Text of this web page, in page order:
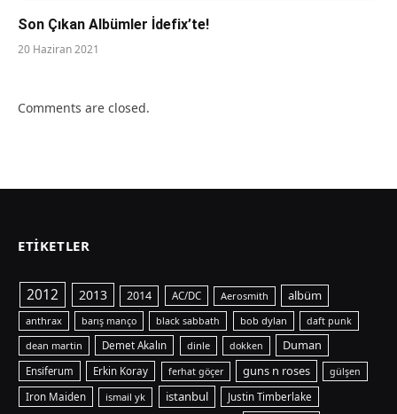
Son Çıkan Albümler İdefix’te!
20 Haziran 2021
Comments are closed.
ETIKETLER
2012 2013 2014 AC/DC Aerosmith albüm
anthrax barış manço black sabbath bob dylan daft punk
dean martin Demet Akalın dinle dokken Duman
Ensiferum Erkin Koray ferhat göçer guns n roses gülşen
Iron Maiden ismail yk istanbul Justin Timberlake